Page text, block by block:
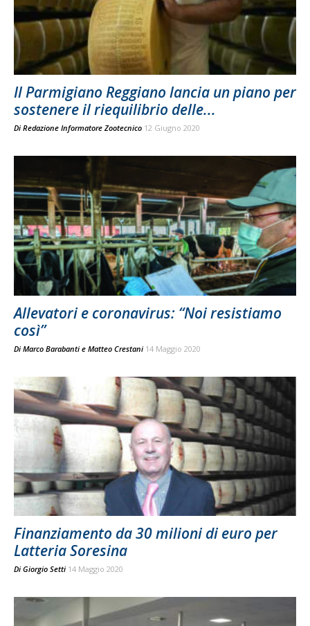
Il Parmigiano Reggiano lancia un piano per
sostenere il riequilibrio delle...
Di Redazione Informatore Zootecnico 12 Giugno 2020
Allevatori e coronavirus: “Noi resistiamo
così”
Di Marco Barabanti e Matteo Crestani 14 Maggio 2020
Finanziamento da 30 milioni di euro per
Latteria Soresina
Di Giorgio Setti 14 Maggio 2020